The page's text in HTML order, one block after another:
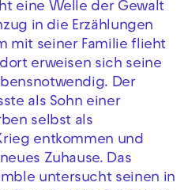
eine Welle der Gewalt
in die Erzählungen
mit seiner Familie flieht
erweisen sich seine
Der
als Sohn einer
selbst als
entkommen und
Zuhause. Das
untersucht seinen in